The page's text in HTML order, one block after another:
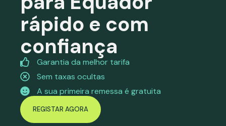
rápido e com
confiança
Garantia da melhor tarifa
Sem taxas ocultas
A sua primeira remessa é gratuita
REGISTAR AGORA